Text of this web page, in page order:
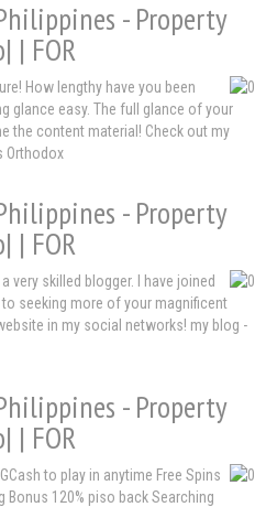
- Property
| FOR
How lengthy have you been
glance easy. The full glance of your
the content material! Check out my
Orthodox
- Property
| FOR
very skilled blogger. I have joined
seeking more of your magnificent
in my social networks! my blog -
- Property
| FOR
to play in anytime Free Spins
Bonus 120% piso back Searching